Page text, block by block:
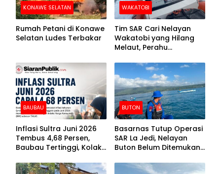
KONAWE SELATAN
Rumah Petani di Konawe
Selatan Ludes Terbakar
WAKATOBI
Tim SAR Cari Nelayan
Wakatobi yang Hilang
Melaut, Perahu
Kemasukan Air
BAUBAU
Inflasi Sultra Juni 2026
Tembus 4,68 Persen,
Baubau Tertinggi, Kolaka
BUTON
Basarnas Tutup Operasi
SAR La Jedi, Nelayan
Buton Belum Ditemukan